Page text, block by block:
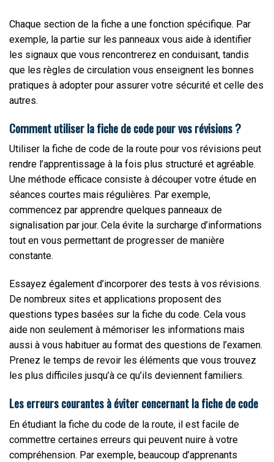
Chaque section de la fiche a une fonction spécifique. Par
exemple, la partie sur les panneaux vous aide à identifier
les signaux que vous rencontrerez en conduisant, tandis
que les règles de circulation vous enseignent les bonnes
pratiques à adopter pour assurer votre sécurité et celle des
autres.
Comment utiliser la fiche de code pour vos révisions ?
Utiliser la fiche de code de la route pour vos révisions peut
rendre l’apprentissage à la fois plus structuré et agréable.
Une méthode efficace consiste à découper votre étude en
séances courtes mais régulières. Par exemple,
commencez par apprendre quelques panneaux de
signalisation par jour. Cela évite la surcharge d’informations
tout en vous permettant de progresser de manière
constante.
Essayez également d’incorporer des tests à vos révisions.
De nombreux sites et applications proposent des
questions types basées sur la fiche du code. Cela vous
aide non seulement à mémoriser les informations mais
aussi à vous habituer au format des questions de l’examen.
Prenez le temps de revoir les éléments que vous trouvez
les plus difficiles jusqu’à ce qu’ils deviennent familiers.
Les erreurs courantes à éviter concernant la fiche de code
En étudiant la fiche du code de la route, il est facile de
commettre certaines erreurs qui peuvent nuire à votre
compréhension. Par exemple, beaucoup d’apprenants